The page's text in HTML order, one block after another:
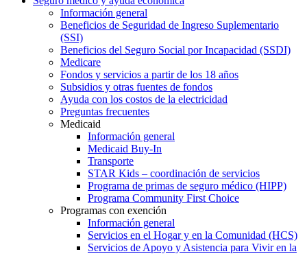
Información general
Beneficios de Seguridad de Ingreso Suplementario
(SSI)
Beneficios del Seguro Social por Incapacidad (SSDI)
Medicare
Fondos y servicios a partir de los 18 años
Subsidios y otras fuentes de fondos
Ayuda con los costos de la electricidad
Preguntas frecuentes
Medicaid
Información general
Medicaid Buy-In
Transporte
STAR Kids – coordinación de servicios
Programa de primas de seguro médico (HIPP)
Programa Community First Choice
Programas con exención
Información general
Servicios en el Hogar y en la Comunidad (HCS)
Servicios de Apoyo y Asistencia para Vivir en la